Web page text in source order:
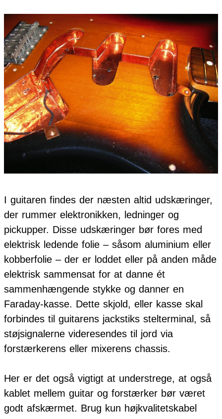
I guitaren findes der næsten altid udskæringer,
der rummer elektronikken, ledninger og
pickupper. Disse udskæringer bør fores med
elektrisk ledende folie – såsom aluminium eller
kobberfolie – der er loddet eller på anden måde
elektrisk sammensat for at danne ét
sammenhængende stykke og danner en
Faraday-kasse. Dette skjold, eller kasse skal
forbindes til guitarens jackstiks stelterminal, så
støjsignalerne videresendes til jord via
forstærkerens eller mixerens chassis.
Her er det også vigtigt at understrege, at også
kablet mellem guitar og forstærker bør været
godt afskærmet. Brug kun højkvalitetskabel